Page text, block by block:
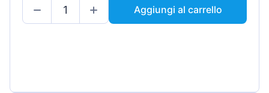
Aggiungi al carrello